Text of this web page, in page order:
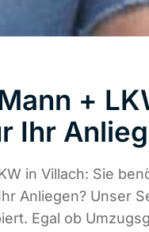
+
Ihr
in Villach: Sie
Anliegen? Unser
Egal ob